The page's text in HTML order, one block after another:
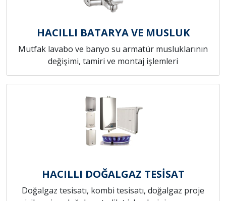
HACILLI BATARYA VE MUSLUK
Mutfak lavabo ve banyo su armatür musluklarının
değişimi, tamiri ve montaj işlemleri
HACILLI DOĞALGAZ TESİSAT
Doğalgaz tesisatı, kombi tesisatı, doğalgaz proje